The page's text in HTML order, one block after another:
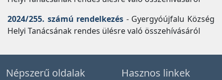
2024/255. számú rendelkezés - Gyergyóújfalu Község
Helyi Tanácsának rendes ülésre való összehívásáról
Népszerű oldalak Hasznos linkek